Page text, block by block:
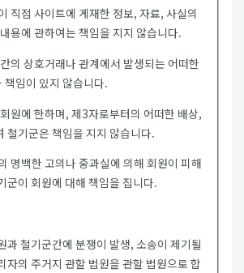
직접 사이트에 게재한 정보, 자료, 사실의
용에 관하여는 책임을 지지 않습니다.
의 상호거래나 관계에서 발생되는 어떠한
책임이 있지 않습니다.
원에 한하며, 제3자로부터의 어떠한 배상,
철기군은 책임을 지지 않습니다.
명백한 고의나 중과실에 의해 회원이 피해
군이 회원에 대해 책임을 집니다.
과 철기군간에 분쟁이 발생, 소송이 제기될
자의 주거지 관할 법원을 관할 법원으로 합